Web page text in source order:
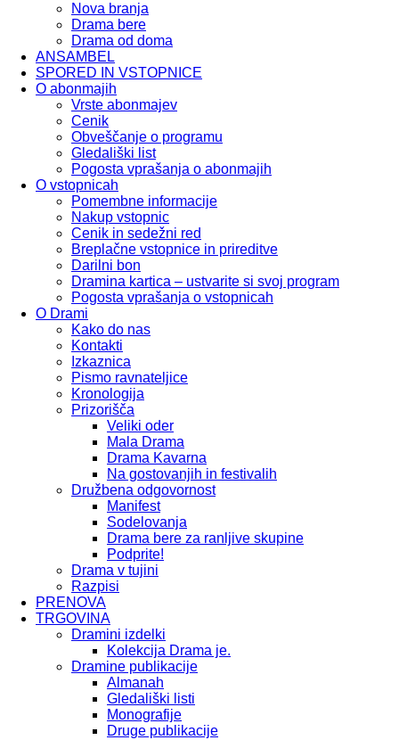
Nova branja
Drama bere
Drama od doma
ANSAMBEL
SPORED IN VSTOPNICE
O abonmajih
Vrste abonmajev
Cenik
Obveščanje o programu
Gledališki list
Pogosta vprašanja o abonmajih
O vstopnicah
Pomembne informacije
Nakup vstopnic
Cenik in sedežni red
Breplačne vstopnice in prireditve
Darilni bon
Dramina kartica – ustvarite si svoj program
Pogosta vprašanja o vstopnicah
O Drami
Kako do nas
Kontakti
Izkaznica
Pismo ravnateljice
Kronologija
Prizorišča
Veliki oder
Mala Drama
Drama Kavarna
Na gostovanjih in festivalih
Družbena odgovornost
Manifest
Sodelovanja
Drama bere za ranljive skupine
Podprite!
Drama v tujini
Razpisi
PRENOVA
TRGOVINA
Dramini izdelki
Kolekcija Drama je.
Dramine publikacije
Almanah
Gledališki listi
Monografije
Druge publikacije